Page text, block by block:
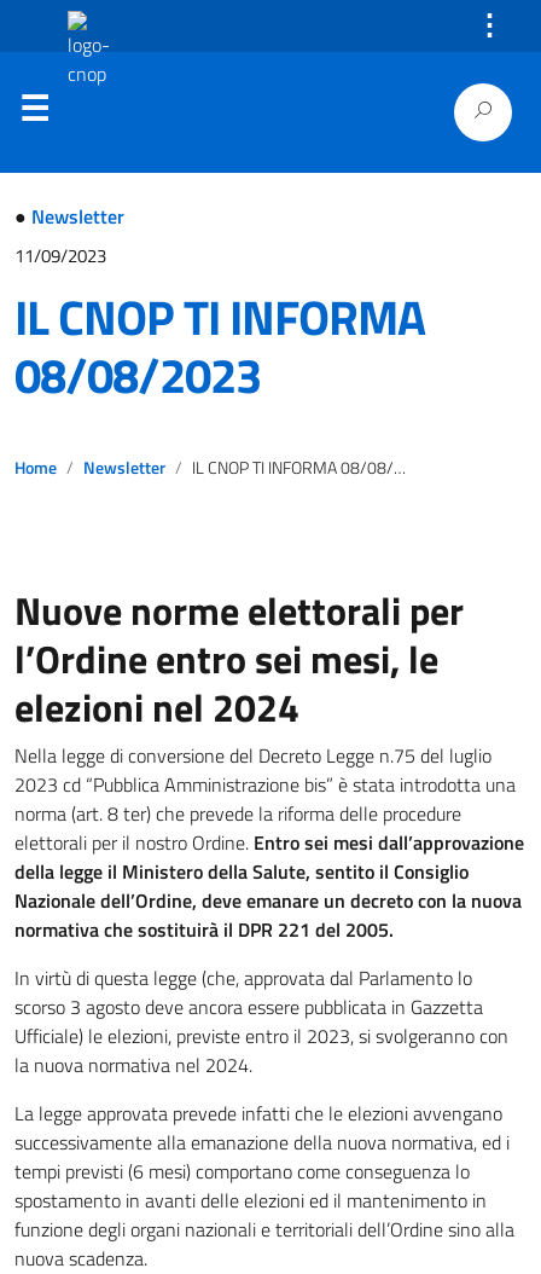
⋮
● Newsletter
11/09/2023
IL CNOP TI INFORMA
08/08/2023
Home Newsletter IL CNOP TI INFORMA 08/08/2023
Nuove norme elettorali per
l’Ordine entro sei mesi, le
elezioni nel 2024
Nella legge di conversione del Decreto Legge n.75 del luglio
2023 cd “Pubblica Amministrazione bis” è stata introdotta una
norma (art. 8 ter) che prevede la riforma delle procedure
elettorali per il nostro Ordine. Entro sei mesi dall’approvazione
della legge il Ministero della Salute, sentito il Consiglio
Nazionale dell’Ordine, deve emanare un decreto con la nuova
normativa che sostituirà il DPR 221 del 2005.
In virtù di questa legge (che, approvata dal Parlamento lo
scorso 3 agosto deve ancora essere pubblicata in Gazzetta
Ufficiale) le elezioni, previste entro il 2023, si svolgeranno con
la nuova normativa nel 2024.
La legge approvata prevede infatti che le elezioni avvengano
successivamente alla emanazione della nuova normativa, ed i
tempi previsti (6 mesi) comportano come conseguenza lo
spostamento in avanti delle elezioni ed il mantenimento in
funzione degli organi nazionali e territoriali dell’Ordine sino alla
nuova scadenza.